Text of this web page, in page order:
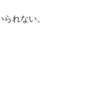
れない。